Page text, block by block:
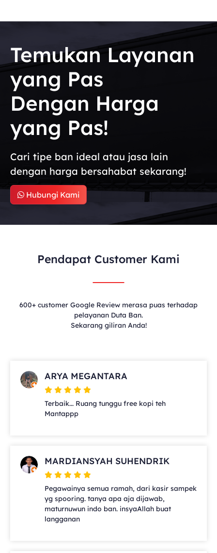
Temukan Layanan
yang Pas
Dengan Harga
yang Pas!
Cari tipe ban ideal atau jasa lain
dengan harga bersahabat sekarang!
Hubungi Kami
Pendapat Customer Kami
600+ customer Google Review merasa puas terhadap
pelayanan Duta Ban.
Sekarang giliran Anda!
ARYA MEGANTARA
Terbaik... Ruang tunggu free kopi teh
Mantappp
MARDIANSYAH SUHENDRIK
Pegawainya semua ramah, dari kasir sampek
yg spooring. tanya apa aja dijawab,
maturnuwun indo ban. insyaAllah buat
langganan